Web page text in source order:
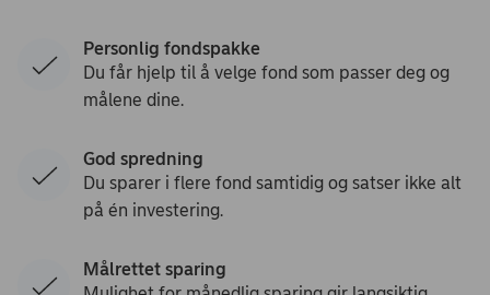
Personlig fondspakke
Du får hjelp til å velge fond som passer deg og
målene dine.
God spredning
Du sparer i flere fond samtidig og satser ikke alt
på én investering.
Målrettet sparing